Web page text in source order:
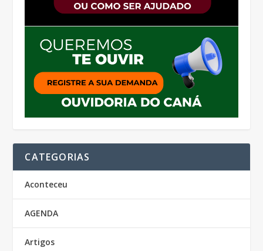
CATEGORIAS
Aconteceu
AGENDA
Artigos